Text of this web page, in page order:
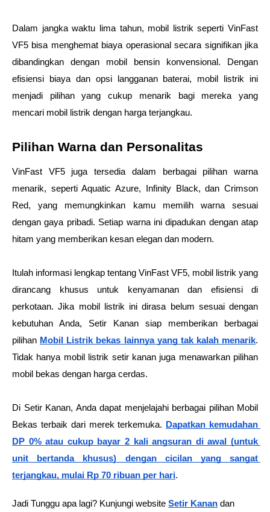
Dalam jangka waktu lima tahun, mobil listrik seperti VinFast
VF5 bisa menghemat biaya operasional secara signifikan jika
dibandingkan dengan mobil bensin konvensional. Dengan
efisiensi biaya dan opsi langganan baterai, mobil listrik ini
menjadi pilihan yang cukup menarik bagi mereka yang
mencari mobil listrik dengan harga terjangkau.
Pilihan Warna dan Personalitas
VinFast VF5 juga tersedia dalam berbagai pilihan warna
menarik, seperti Aquatic Azure, Infinity Black, dan Crimson
Red, yang memungkinkan kamu memilih warna sesuai
dengan gaya pribadi. Setiap warna ini dipadukan dengan atap
hitam yang memberikan kesan elegan dan modern.
Itulah informasi lengkap tentang VinFast VF5, mobil listrik yang
dirancang khusus untuk kenyamanan dan efisiensi di
perkotaan. Jika mobil listrik ini dirasa belum sesuai dengan
kebutuhan Anda, Setir Kanan siap memberikan berbagai
pilihan Mobil Listrik bekas lainnya yang tak kalah menarik.
Tidak hanya mobil listrik setir kanan juga menawarkan pilihan
mobil bekas dengan harga cerdas.
Di Setir Kanan, Anda dapat menjelajahi berbagai pilihan Mobil
Bekas terbaik dari merek terkemuka.
Dapatkan kemudahan
DP 0% atau cukup bayar 2 kali angsuran di awal (untuk
unit bertanda khusus) dengan cicilan yang sangat
terjangkau, mulai Rp 70 ribuan per hari.
Jadi Tunggu apa lagi? Kunjungi website Setir Kanan dan